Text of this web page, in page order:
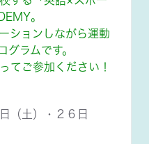
。
ションしながら運動
グラムです。
てご参加ください！
（土）・２６日